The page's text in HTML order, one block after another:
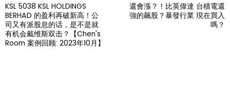
KSL 5038 KSL HOLDINGS
BERHAD 的盈利再破新高！公
司又有派股息的话，是不是就
有机会戴维斯双击？【Chen's
Room 案例回顾: 2023年10月】
還會漲？！比英偉達 台積電還
強的飆股？暴發行業 現在買入
嗎？